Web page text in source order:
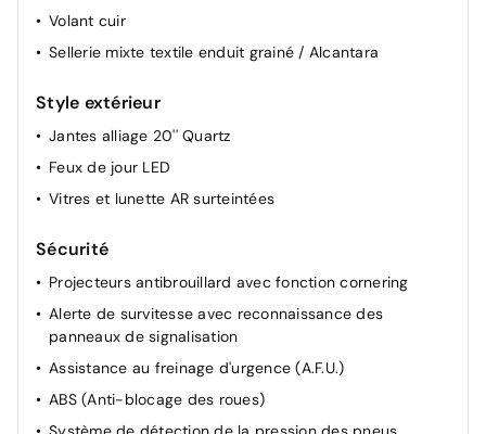
Console centrale coulissante avec accoudoir
Renault Multi-Sense (choix de modes de conduite)
Volant cuir
Sellerie mixte textile enduit grainé / Alcantara
Style extérieur
Jantes alliage 20'' Quartz
Feux de jour LED
Vitres et lunette AR surteintées
Sécurité
Projecteurs antibrouillard avec fonction cornering
Alerte de survitesse avec reconnaissance des
panneaux de signalisation
Assistance au freinage d'urgence (A.F.U.)
ABS (Anti-blocage des roues)